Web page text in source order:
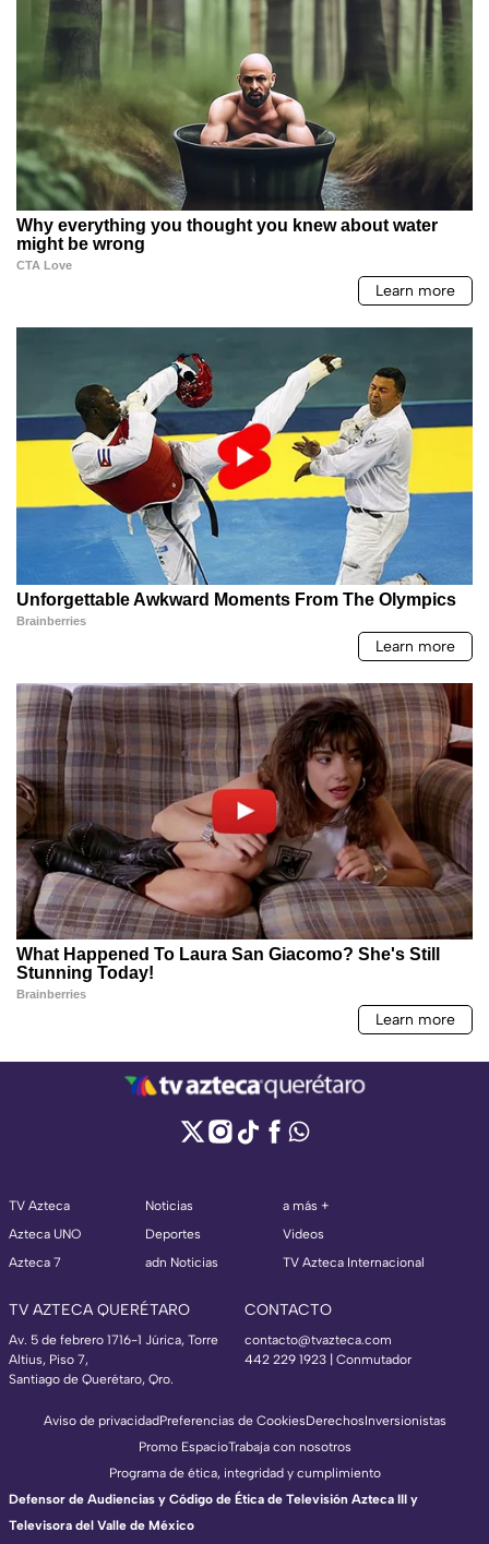
TV Azteca
Azteca UNO
Azteca 7
Noticias
Deportes
adn Noticias
a más +
Videos
TV Azteca Internacional
TV AZTECA QUERÉTARO
Av. 5 de febrero 1716-1 Júrica, Torre
Altius, Piso 7,
Santiago de Querétaro, Qro.
CONTACTO
contacto@tvazteca.com
442 229 1923 | Conmutador
Aviso de privacidadPreferencias de CookiesDerechosInversionistas
Promo EspacioTrabaja con nosotros
Programa de ética, integridad y cumplimiento
Defensor de Audiencias y Código de Ética de Televisión Azteca III y
Televisora del Valle de México